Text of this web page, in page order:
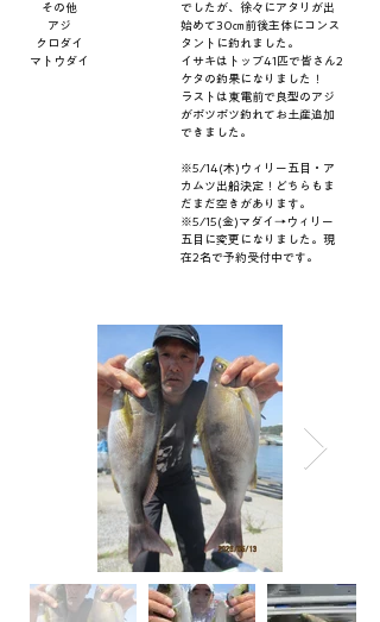
でしたが、徐々にアタリが出
始めて30㎝前後主体にコンス
タントに釣れました。
イサキはトップ41匹で皆さん2
ケタの釣果になりました！
ラストは東電前で良型のアジ
がポツポツ釣れてお土産追加
できました。
※5/14(木)ウィリー五目・ア
カムツ出船決定！どちらもま
だまだ空きがあります。
※5/15(金)マダイ→ウィリー
五目に変更になりました。現
在2名で予約受付中です。
その他
アジ
クロダイ
マトウダイ